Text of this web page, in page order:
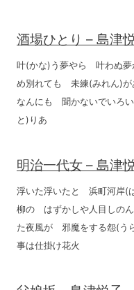
酒場ひとり – 島津
叶(かな)う夢やら 叶わぬ
め別れても 未練(みれん)
なんにも 聞かないでいろ
と)りあゝ
明治一代女 – 島津
浮いた浮いたと 浜町河岸(
柳の はずかしや人目しの
た夜風が 邪魔をする怨(う
事は仕掛け花火